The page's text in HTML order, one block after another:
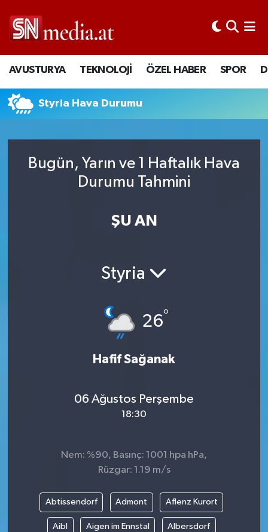
AVUSTURYA TEKNOLOJİ ÖZEL HABER SPOR
Styria Hava Durumu
Bugün, Yarın ve 1 Haftalık Hava
Durumu Tahmini
ŞU AN
Styria
26°
Hafif Sağanak
06 Ağustos Perşembe
18:30
Nem: %90, Basınç: 1001 hpa hPa,
Rüzgar: 1.19 m/s
Abtissendorf Admont Aflenz Kurort
Aibl Aigen im Ennstal Albersdorf